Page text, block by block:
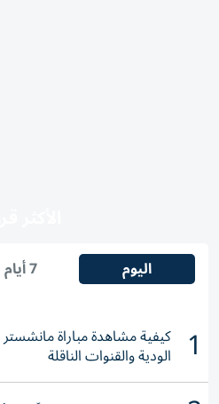
اليوم 7 أيام
1 كيفية مشاهدة مباراة
الودية والقنوات الناقلة